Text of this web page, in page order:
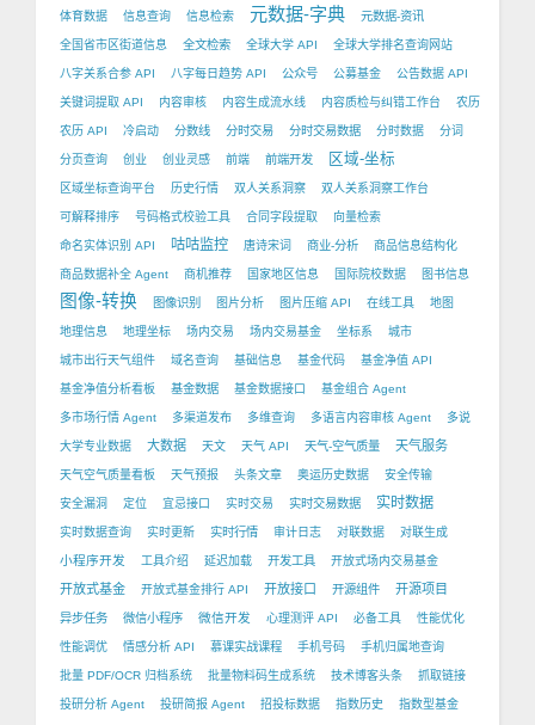
体育数据 信息查询 信息检索 元数据-字典 元数据-资讯
全国省市区街道信息 全文检索 全球大学 API 全球大学排名查询网站
八字关系合参 API 八字每日趋势 API 公众号 公募基金 公告数据 API
关键词提取 API 内容审核 内容生成流水线 内容质检与纠错工作台 农历
农历 API 冷启动 分数线 分时交易 分时交易数据 分时数据 分词
分页查询 创业 创业灵感 前端 前端开发 区域-坐标
区域坐标查询平台 历史行情 双人关系洞察 双人关系洞察工作台
可解释排序 号码格式校验工具 合同字段提取 向量检索
命名实体识别 API 咕咕监控 唐诗宋词 商业-分析 商品信息结构化
商品数据补全 Agent 商机推荐 国家地区信息 国际院校数据 图书信息
图像-转换 图像识别 图片分析 图片压缩 API 在线工具 地图
地理信息 地理坐标 场内交易 场内交易基金 坐标系 城市
城市出行天气组件 域名查询 基础信息 基金代码 基金净值 API
基金净值分析看板 基金数据 基金数据接口 基金组合 Agent
多市场行情 Agent 多渠道发布 多维查询 多语言内容审核 Agent 多说
大学专业数据 大数据 天文 天气 API 天气-空气质量 天气服务
天气空气质量看板 天气预报 头条文章 奥运历史数据 安全传输
安全漏洞 定位 宜忌接口 实时交易 实时交易数据 实时数据
实时数据查询 实时更新 实时行情 审计日志 对联数据 对联生成
小程序开发 工具介绍 延迟加载 开发工具 开放式场内交易基金
开放式基金 开放式基金排行 API 开放接口 开源组件 开源项目
异步任务 微信小程序 微信开发 心理测评 API 必备工具 性能优化
性能调优 情感分析 API 慕课实战课程 手机号码 手机归属地查询
批量 PDF/OCR 归档系统 批量物料码生成系统 技术博客头条 抓取链接
投研分析 Agent 投研简报 Agent 招投标数据 指数历史 指数型基金